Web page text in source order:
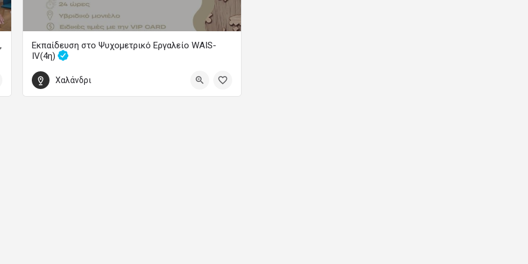
Εκπαίδευση στο Ψυχομετρικό Εργαλείο WAIS-
IV(4η)
Εντατικά Εκπαιδευτικά Προγράμματα
340
Χαλάνδρι